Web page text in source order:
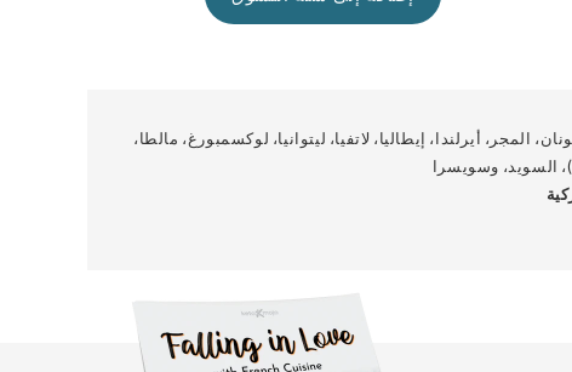
المجر، أيرلندا، إيطاليا، لاتفيا، ليتوانيا، لوكسمبورغ، مالطا،
السويد، وسويسرا